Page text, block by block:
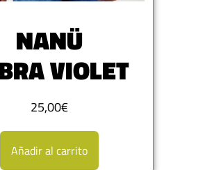
NANÜ
VIOLET
25,00€
Añadir al carrito